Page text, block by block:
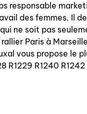
responsable
des femmes. Il
ne soit pas
Paris à
vous propose le
R1229 R1240 R1242